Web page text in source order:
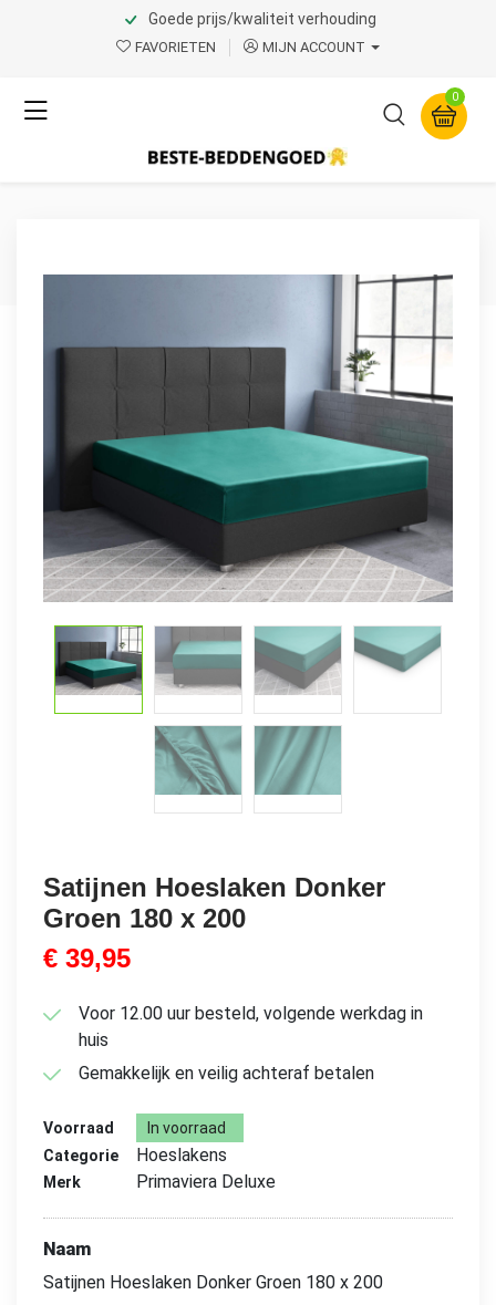
Goede prijs/kwaliteit verhouding
FAVORIETEN MIJN ACCOUNT
0
Home Product Page v.1
Satijnen Hoeslaken Donker
Groen 180 x 200
Satijnen Hoeslaken Donker
Groen 180 x 200
€ 39,95
Voor 12.00 uur besteld, volgende werkdag in
huis
Gemakkelijk en veilig achteraf betalen
Voorraad
In voorraad
Categorie
Hoeslakens
Merk Primaviera Deluxe
Naam
Satijnen Hoeslaken Donker Groen 180 x 200